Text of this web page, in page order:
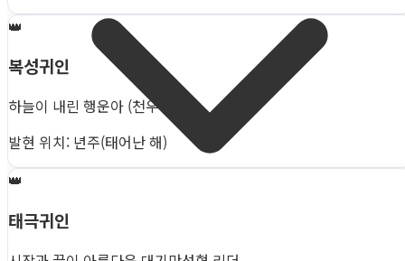
👑
복성귀인
하늘이 내린 행운아 (천우신조)
발현 위치: 년주(태어난 해)
👑
태극귀인